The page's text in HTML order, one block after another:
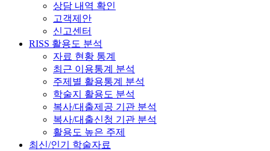
상담 내역 확인
고객제안
신고센터
RISS 활용도 분석
자료 현황 통계
최근 이용통계 분석
주제별 활용통계 분석
학술지 활용도 분석
복사/대출제공 기관 분석
복사/대출신청 기관 분석
활용도 높은 주제
최신/인기 학술자료